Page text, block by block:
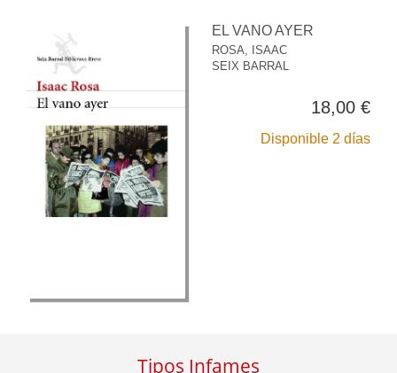
EL VANO AYER
ROSA, ISAAC
SEIX BARRAL
18,00 €
Disponible 2 días
Tipos Infames